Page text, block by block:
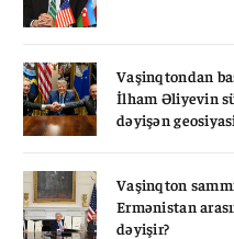
Vaşinqtondan
İlham Əliyevin
dəyişən
Vaşinqton
Ermənistan
dəyişir?